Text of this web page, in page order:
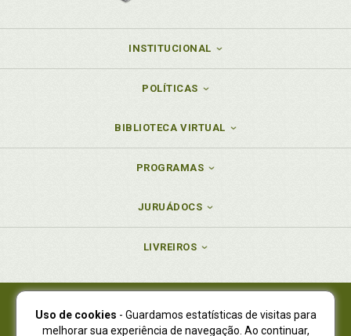
INSTITUCIONAL
POLÍTICAS
BIBLIOTECA VIRTUAL
PROGRAMAS
JURUÁDOCS
LIVREIROS
Juruá Editora Ltda., CNPJ 77.535.508/0001-19
Uso de cookies - Guardamos estatísticas de visitas para
melhorar sua experiência de navegação. Ao continuar,